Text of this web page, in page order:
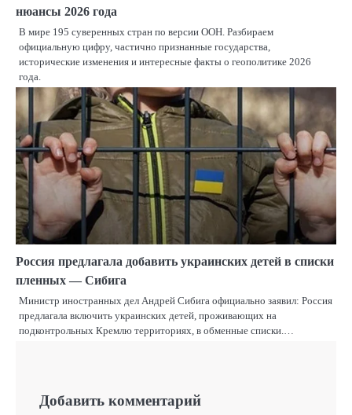
нюансы 2026 года
В мире 195 суверенных стран по версии ООН. Разбираем
официальную цифру, частично признанные государства,
исторические изменения и интересные факты о геополитике 2026
года.
Россия предлагала добавить украинских детей в списки
пленных — Сибига
Министр иностранных дел Андрей Сибига официально заявил: Россия
предлагала включить украинских детей, проживающих на
подконтрольных Кремлю территориях, в обменные списки.…
Добавить комментарий